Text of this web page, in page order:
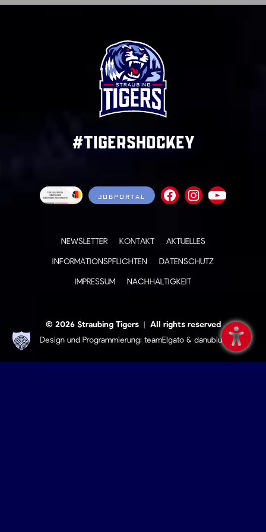
#TigersHockey
JOBPORTAL
NEWSLETTER KONTAKT
AKTUELLES
INFORMATIONSPFLICHTEN
DATENSCHUTZ
IMPRESSUM
NACHHALTIGKEIT
© 2026 Straubing Tigers | All rights reserved
Design und Programmierung: teamElgato & danubius